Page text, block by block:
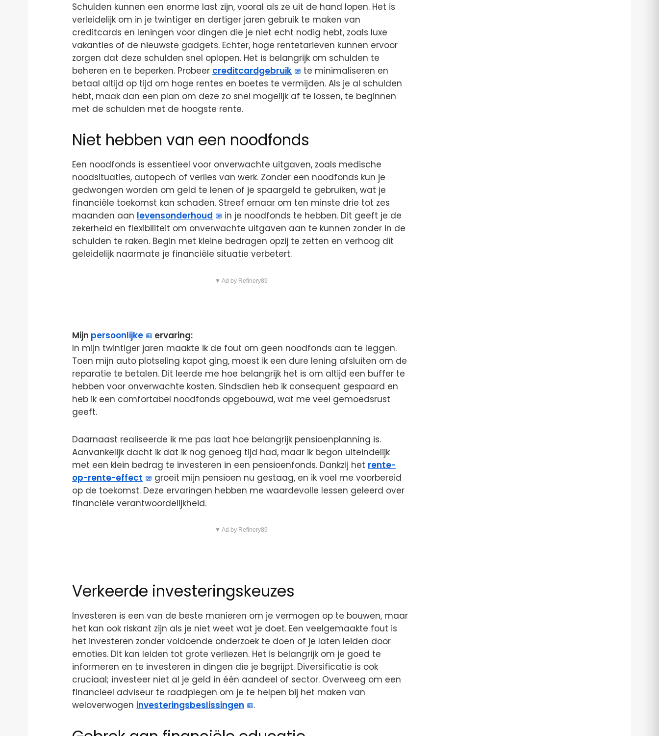
Schulden kunnen een enorme last zijn, vooral als ze uit de hand lopen. Het is
verleidelijk om in je twintiger en dertiger jaren gebruik te maken van
creditcards en leningen voor dingen die je niet echt nodig hebt, zoals luxe
vakanties of de nieuwste gadgets. Echter, hoge rentetarieven kunnen ervoor
zorgen dat deze schulden snel oplopen. Het is belangrijk om schulden te
beheren en te beperken. Probeer creditcardgebruik
te minimaliseren en
betaal altijd op tijd om hoge rentes en boetes te vermijden. Als je al schulden
hebt, maak dan een plan om deze zo snel mogelijk af te lossen, te beginnen
met de schulden met de hoogste rente.
Niet hebben van een noodfonds
Een noodfonds is essentieel voor onverwachte uitgaven, zoals medische
noodsituaties, autopech of verlies van werk. Zonder een noodfonds kun je
gedwongen worden om geld te lenen of je spaargeld te gebruiken, wat je
financiële toekomst kan schaden. Streef ernaar om ten minste drie tot zes
maanden aan levensonderhoud
in je noodfonds te hebben. Dit geeft je de
zekerheid en flexibiliteit om onverwachte uitgaven aan te kunnen zonder in de
schulden te raken. Begin met kleine bedragen opzij te zetten en verhoog dit
geleidelijk naarmate je financiële situatie verbetert.
▼ Ad by Refinery89
Mijn persoonlijke
ervaring:
In mijn twintiger jaren maakte ik de fout om geen noodfonds aan te leggen.
Toen mijn auto plotseling kapot ging, moest ik een dure lening afsluiten om de
reparatie te betalen. Dit leerde me hoe belangrijk het is om altijd een buffer te
hebben voor onverwachte kosten. Sindsdien heb ik consequent gespaard en
heb ik een comfortabel noodfonds opgebouwd, wat me veel gemoedsrust
geeft.
Daarnaast realiseerde ik me pas laat hoe belangrijk pensioenplanning is.
Aanvankelijk dacht ik dat ik nog genoeg tijd had, maar ik begon uiteindelijk
met een klein bedrag te investeren in een pensioenfonds. Dankzij het rente-
op-rente-effect
groeit mijn pensioen nu gestaag, en ik voel me voorbereid
op de toekomst. Deze ervaringen hebben me waardevolle lessen geleerd over
financiële verantwoordelijkheid.
▼ Ad by Refinery89
Verkeerde investeringskeuzes
Investeren is een van de beste manieren om je vermogen op te bouwen, maar
het kan ook riskant zijn als je niet weet wat je doet. Een veelgemaakte fout is
het investeren zonder voldoende onderzoek te doen of je laten leiden door
emoties. Dit kan leiden tot grote verliezen. Het is belangrijk om je goed te
informeren en te investeren in dingen die je begrijpt. Diversificatie is ook
cruciaal; investeer niet al je geld in één aandeel of sector. Overweeg om een
financieel adviseur te raadplegen om je te helpen bij het maken van
weloverwogen investeringsbeslissingen .